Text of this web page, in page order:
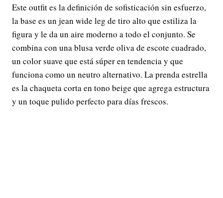
Este outfit es la definición de sofisticación sin esfuerzo,
la base es un jean wide leg de tiro alto que estiliza la
figura y le da un aire moderno a todo el conjunto. Se
combina con una blusa verde oliva de escote cuadrado,
un color suave que está súper en tendencia y que
funciona como un neutro alternativo. La prenda estrella
es la chaqueta corta en tono beige que agrega estructura
y un toque pulido perfecto para días frescos.